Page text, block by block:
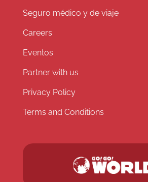
Seguro médico y de viaje
Careers
Eventos
Partner with us
Privacy Policy
Terms and Conditions